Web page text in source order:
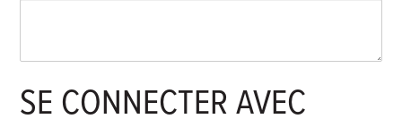
SE CONNECTER AVEC